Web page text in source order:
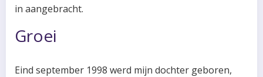
in aangebracht.
Groei
Eind september 1998 werd mijn dochter geboren,